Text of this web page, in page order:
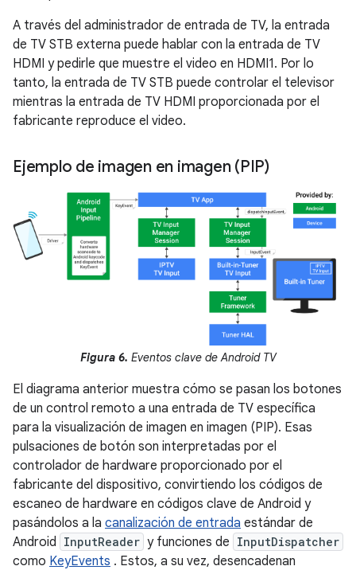
A través del administrador de entrada de TV, la entrada
de TV STB externa puede hablar con la entrada de TV
HDMI y pedirle que muestre el video en HDMI1. Por lo
tanto, la entrada de TV STB puede controlar el televisor
mientras la entrada de TV HDMI proporcionada por el
fabricante reproduce el video.
Ejemplo de imagen en imagen (PIP)
Figura 6. Eventos clave de Android TV
El diagrama anterior muestra cómo se pasan los botones
de un control remoto a una entrada de TV específica
para la visualización de imagen en imagen (PIP). Esas
pulsaciones de botón son interpretadas por el
controlador de hardware proporcionado por el
fabricante del dispositivo, convirtiendo los códigos de
escaneo de hardware en códigos clave de Android y
pasándolos a la canalización de entrada estándar de
Android
InputReader y funciones de InputDispatcher
como KeyEvents . Estos, a su vez, desencadenan